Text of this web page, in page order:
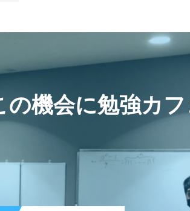
の機会に勉強カ